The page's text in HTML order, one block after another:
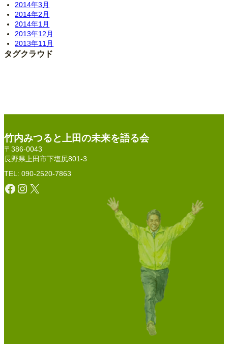
2014年3月
2014年2月
2014年1月
2013年12月
2013年11月
タグクラウド
竹内みつると上田の未来を語る会
〒386-0043
長野県上田市下塩尻801-3
TEL: 090-2520-7863
Facebook Instagram X